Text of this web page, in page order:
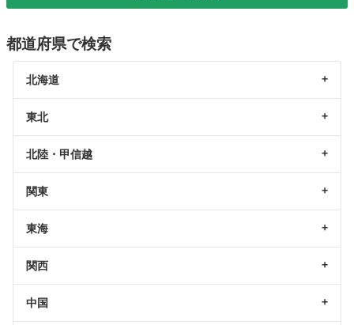
都道府県で検索
北海道
東北
北陸・甲信越
関東
東海
関西
中国